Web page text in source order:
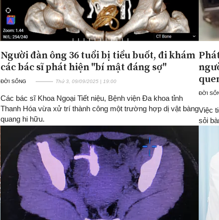
Người đàn ông 36 tuổi bị tiểu buốt, đi khám
các bác sĩ phát hiện "bí mật đáng sợ"
ĐỜI SỐNG Thứ 3, 09/09/2025 | 19:00
Các bác sĩ Khoa Ngoại Tiết niệu, Bệnh viện Đa khoa tỉnh
Thanh Hóa vừa xử trí thành công một trường hợp dị vật bàng
quang hi hữu.
ĐỜI
Việc
sỏi